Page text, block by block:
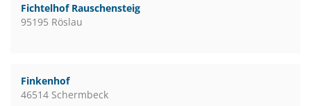
Fichtelhof Rauschensteig
95195 Röslau
Finkenhof
46514 Schermbeck